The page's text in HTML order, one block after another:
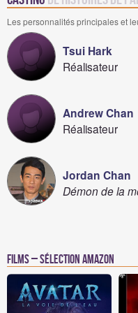
Les personnalités principales et
Tsui Hark
Réalisateur
Andrew Chan
Réalisateur
Jordan Chan
Démon de la
Films – Sélection Amazon